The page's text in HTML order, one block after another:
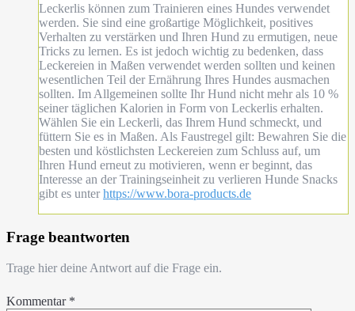
Leckerlis können zum Trainieren eines Hundes verwendet
werden. Sie sind eine großartige Möglichkeit, positives
Verhalten zu verstärken und Ihren Hund zu ermutigen, neue
Tricks zu lernen. Es ist jedoch wichtig zu bedenken, dass
Leckereien in Maßen verwendet werden sollten und keinen
wesentlichen Teil der Ernährung Ihres Hundes ausmachen
sollten. Im Allgemeinen sollte Ihr Hund nicht mehr als 10 %
seiner täglichen Kalorien in Form von Leckerlis erhalten.
Wählen Sie ein Leckerli, das Ihrem Hund schmeckt, und
füttern Sie es in Maßen. Als Faustregel gilt: Bewahren Sie die
besten und köstlichsten Leckereien zum Schluss auf, um
Ihren Hund erneut zu motivieren, wenn er beginnt, das
Interesse an der Trainingseinheit zu verlieren Hunde Snacks
gibt es unter https://www.bora-products.de
Frage beantworten
Trage hier deine Antwort auf die Frage ein.
Kommentar *